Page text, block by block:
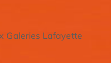
Galeries Lafayette